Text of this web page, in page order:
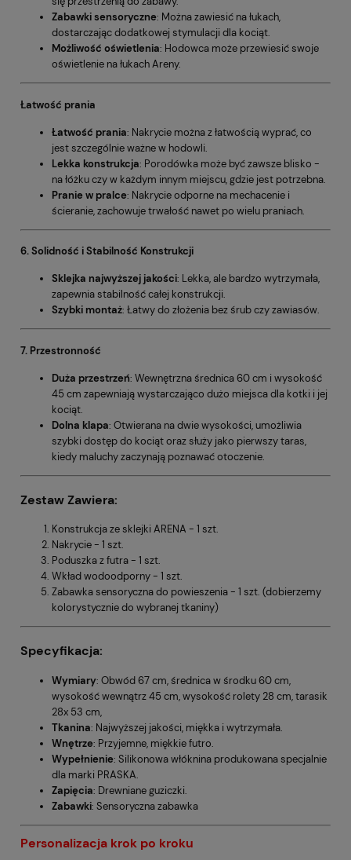
Zabawki sensoryczne: Można zawiesić na łukach,
dostarczając dodatkowej stymulacji dla kociąt.
Możliwość oświetlenia: Hodowca może przewiesić swoje
oświetlenie na łukach Areny.
Łatwość prania
Łatwość prania: Nakrycie można z łatwością wyprać, co
jest szczególnie ważne w hodowli.
Lekka konstrukcja: Porodówka może być zawsze blisko -
na łóżku czy w każdym innym miejscu, gdzie jest potrzebna.
Pranie w pralce: Nakrycie odporne na mechacenie i
ścieranie, zachowuje trwałość nawet po wielu praniach.
6. Solidność i Stabilność Konstrukcji
Sklejka najwyższej jakości: Lekka, ale bardzo wytrzymała,
zapewnia stabilność całej konstrukcji.
Szybki montaż: Łatwy do złożenia bez śrub czy zawiasów.
7. Przestronność
Duża przestrzeń: Wewnętrzna średnica 60 cm i wysokość
45 cm zapewniają wystarczająco dużo miejsca dla kotki i jej
kociąt.
Dolna klapa: Otwierana na dwie wysokości, umożliwia
szybki dostęp do kociąt oraz służy jako pierwszy taras,
kiedy maluchy zaczynają poznawać otoczenie.
Zestaw Zawiera:
Konstrukcja ze sklejki ARENA - 1 szt.
Nakrycie - 1 szt.
Poduszka z futra - 1 szt.
Wkład wodoodporny - 1 szt.
Zabawka sensoryczna do powieszenia - 1 szt. (dobierzemy
kolorystycznie do wybranej tkaniny)
Specyfikacja:
Wymiary: Obwód 67 cm, średnica w środku 60 cm,
wysokość wewnątrz 45 cm, wysokość rolety 28 cm, tarasik
28x 53 cm,
Tkanina: Najwyższej jakości, miękka i wytrzymała.
Wnętrze: Przyjemne, miękkie futro.
Wypełnienie: Silikonowa włóknina produkowana specjalnie
dla marki PRASKA.
Zapięcia: Drewniane guziczki.
Zabawki: Sensoryczna zabawka
Personalizacja krok po kroku